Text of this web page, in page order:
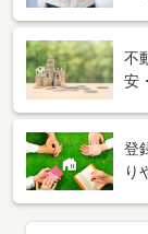
不
安
登
り